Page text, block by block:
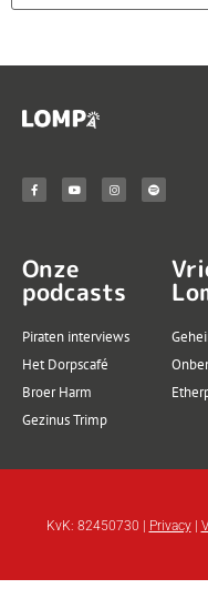
Onze
podcasts
Piraten interviews
Het Dorpscafé
Broer Harm
Gezinus Trimp
KvK: 82450730 | Privacy|